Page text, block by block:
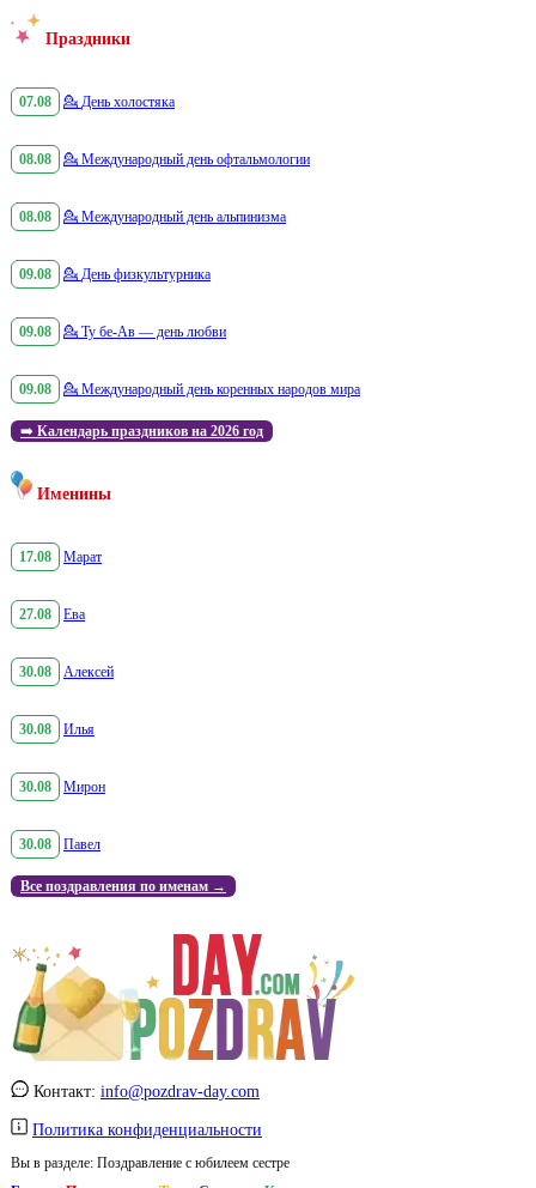
Праздники
07.08 💁 День холостяка
08.08 💁 Международный день офтальмологии
08.08 💁 Международный день альпинизма
09.08 💁 День физкультурника
09.08 💁 Ту бе-Ав — день любви
09.08 💁 Международный день коренных народов мира
➡️ Календарь праздников на 2026 год
Именины
17.08 Марат
27.08 Ева
30.08 Алексей
30.08 Илья
30.08 Мирон
30.08 Павел
Все поздравления по именам →
Контакт: info@pozdrav-day.com
Политика конфиденциальности
Вы в разделе: Поздравление с юбилеем сестре